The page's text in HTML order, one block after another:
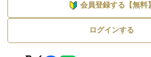
会員登録する【無料】
ログインする